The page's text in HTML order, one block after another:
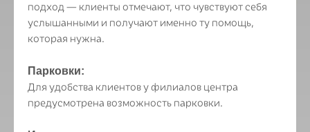
подход — клиенты отмечают, что чувствуют себя
услышанными и получают именно ту помощь,
которая нужна.
Парковки:
Для удобства клиентов у филиалов центра
предусмотрена возможность парковки.